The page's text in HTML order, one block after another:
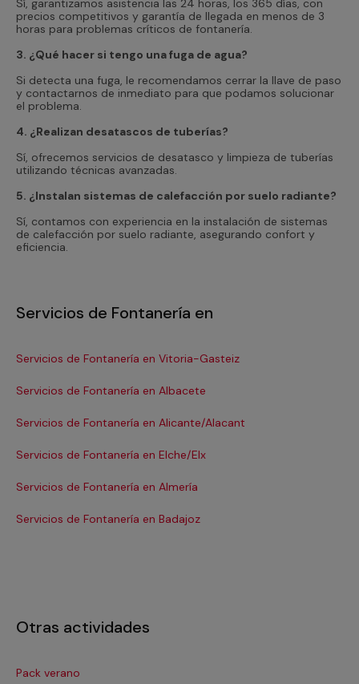
Sí, garantizamos asistencia las 24 horas, los 365 días, con
precios competitivos y garantía de llegada en menos de 3
horas para problemas críticos de fontanería.
3. ¿Qué hacer si tengo una fuga de agua?
Si detecta una fuga, le recomendamos cerrar la llave de paso
y contactarnos de inmediato para que podamos solucionar
el problema.
4. ¿Realizan desatascos de tuberías?
Sí, ofrecemos servicios de desatasco y limpieza de tuberías
utilizando técnicas avanzadas.
5. ¿Instalan sistemas de calefacción por suelo radiante?
Sí, contamos con experiencia en la instalación de sistemas
de calefacción por suelo radiante, asegurando confort y
eficiencia.
Servicios de Fontanería en
Servicios de Fontanería en Vitoria-Gasteiz
Servicios de Fontanería en Albacete
Servicios de Fontanería en Alicante/Alacant
Servicios de Fontanería en Elche/Elx
Servicios de Fontanería en Almería
Servicios de Fontanería en Badajoz
Otras actividades
Pack verano